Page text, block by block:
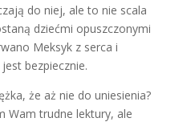
do niej, ale to nie scala
dziećmi opuszczonymi
Meksyk z serca i
bezpiecznie.
że aż nie do uniesienia?
Wam trudne lektury, ale